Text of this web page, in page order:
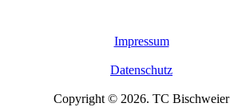
Impressum
Datenschutz
Copyright © 2026. TC Bischweier